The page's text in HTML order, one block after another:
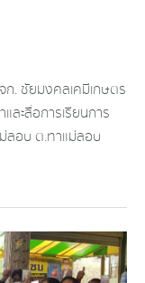
ก. ชัยมงคลเคมีเกษตร
ะสื่อการเรียนการ
ลอบ ต.ทาแม่ลอบ